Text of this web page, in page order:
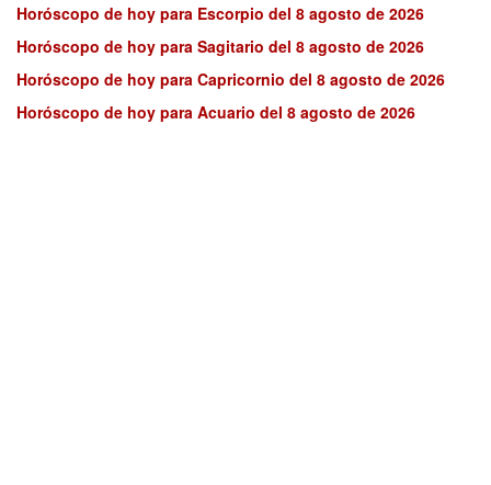
Horóscopo de hoy para Escorpio del 8 agosto de 2026
Horóscopo de hoy para Sagitario del 8 agosto de 2026
Horóscopo de hoy para Capricornio del 8 agosto de 2026
Horóscopo de hoy para Acuario del 8 agosto de 2026